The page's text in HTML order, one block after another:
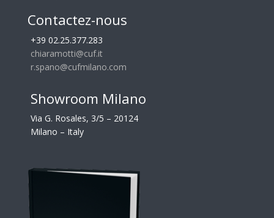
Contactez-nous
+39 02.25.377.283
chiaramotti@cuf.it
r.spano@cufmilano.com
Showroom Milano
Via G. Rosales, 3/5 – 20124
Milano – Italy